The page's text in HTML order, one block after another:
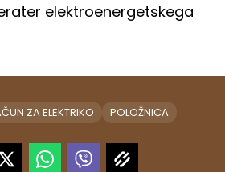
elektroenergetskega
ZA ELEKTRIKO POLOŽNICA